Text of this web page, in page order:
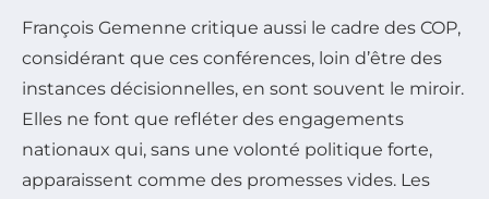
François Gemenne critique aussi le cadre des COP,
considérant que ces conférences, loin d’être des
instances décisionnelles, en sont souvent le miroir.
Elles ne font que refléter des engagements
nationaux qui, sans une volonté politique forte,
apparaissent comme des promesses vides. Les